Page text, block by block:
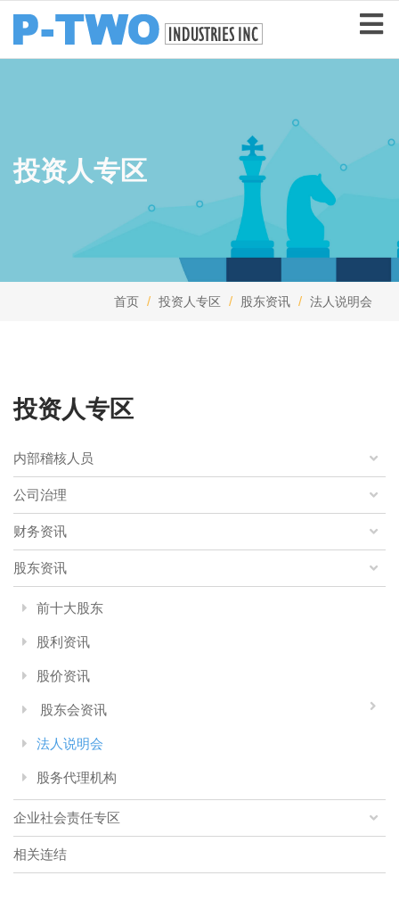
投资人专区
首页 投资人专区 股东资讯 法人说明会
投资人专区
内部稽核人员
公司治理
财务资讯
股东资讯
前十大股东
股利资讯
股价资讯
股东会资讯
法人说明会
股务代理机构
企业社会责任专区
相关连结